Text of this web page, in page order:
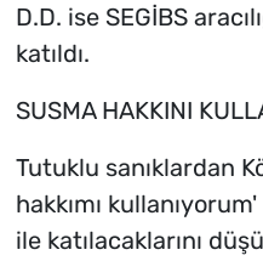
D.D. ise SEGİBS
katıldı.
SUSMA HAKKINI
Tutuklu sanıklardan
hakkımı
ile katılacaklarını